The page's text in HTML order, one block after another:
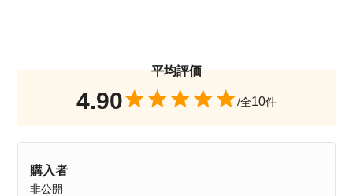
4.90 10
購入者
非公開